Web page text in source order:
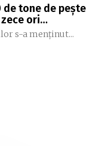
de tone de peşte
ori…
s-a menţinut...